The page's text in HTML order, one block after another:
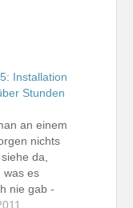
Installation
Stunden
an einem
nichts
da,
was es
nie gab -